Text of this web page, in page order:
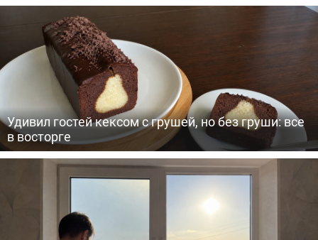
Удивил гостей кексом с грушей, но без груши: все
в восторге